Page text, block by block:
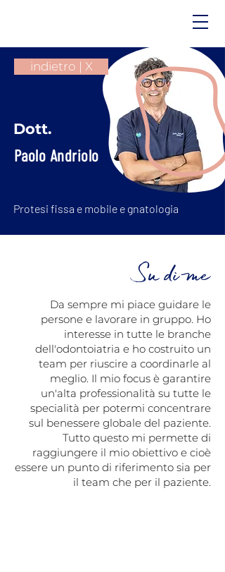
Dott.
Paolo Andriolo
indietro | X
Protesi fissa e mobile e gnatologia
Su di me
Da sempre mi piace guidare le
persone e lavorare in gruppo. Ho
interesse in tutte le branche
dell'odontoiatria e ho costruito un
team per riuscire a coordinarle al
meglio. Il mio focus è garantire
un'alta professionalità su tutte le
specialità per potermi concentrare
sul benessere globale del paziente.
Tutto questo mi permette di
raggiungere il mio obiettivo e cioè
essere un punto di riferimento sia per
il team che per il paziente.